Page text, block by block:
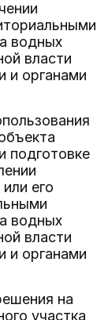
водных
власти
и органами
подготовке
его
водных
власти
и органами
на
участка